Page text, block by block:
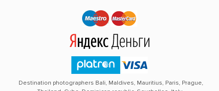
Destination photographers Bali, Maldives, Mauritius, Paris, Prague,